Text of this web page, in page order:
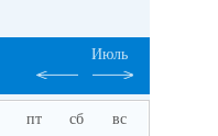
Июль
пт сб вс